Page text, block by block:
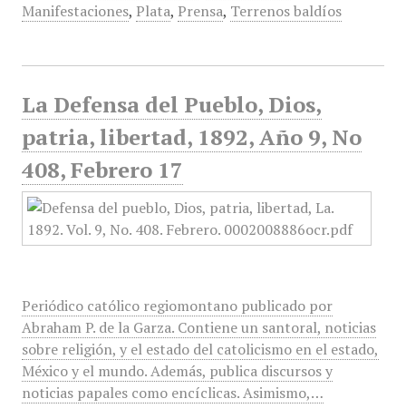
Manifestaciones, Plata, Prensa, Terrenos baldíos
La Defensa del Pueblo, Dios,
patria, libertad, 1892, Año 9, No
408, Febrero 17
Periódico católico regiomontano publicado por
Abraham P. de la Garza. Contiene un santoral, noticias
sobre religión, y el estado del catolicismo en el estado,
México y el mundo. Además, publica discursos y
noticias papales como encíclicas. Asimismo,…